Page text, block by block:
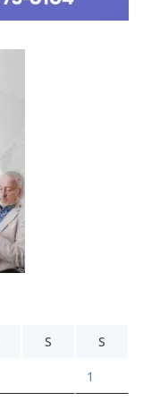
S S
1